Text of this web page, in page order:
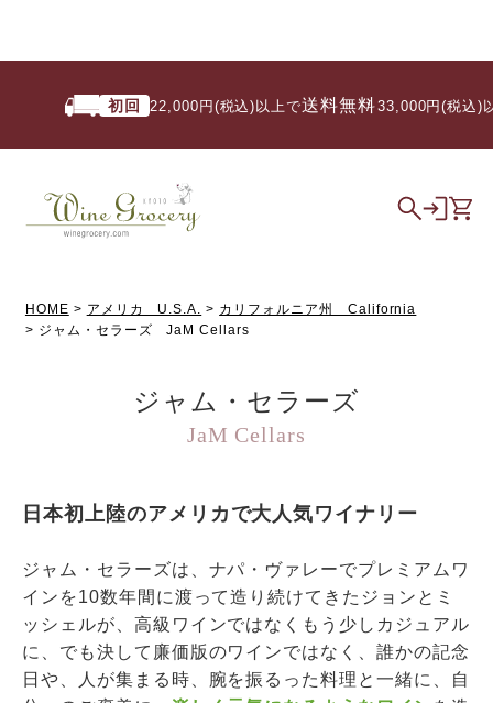
初回 22,000円(税込)以上で送料無料/ 33,000円(税込)以
HOME アメリカ U.S.A.
カリフォルニア州 California
ジャム・セラーズ JaM Cellars
ジャム・セラーズ
JaM Cellars
日本初上陸のアメリカで大人気ワイナリー
ジャム・セラーズは、ナパ・ヴァレーでプレミアムワ
インを10数年間に渡って造り続けてきたジョンとミ
ッシェルが、高級ワインではなくもう少しカジュアル
に、でも決して廉価版のワインではなく、誰かの記念
日や、人が集まる時、腕を振るった料理と一緒に、自